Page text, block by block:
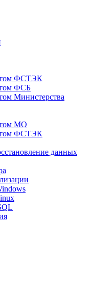
ФСТЭК
ФСБ
Министерства
МО
ФСТЭК
данных